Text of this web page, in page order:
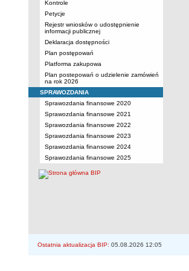
Kontrole
Petycje
Rejestr wniosków o udostępnienie
informacji publicznej
Deklaracja dostępności
Plan postępowań
Platforma zakupowa
Plan postepowań o udzielenie zamówień
na rok 2026
SPRAWOZDANIA
Sprawozdania finansowe 2020
Sprawozdania finansowe 2021
Sprawozdania finansowe 2022
Sprawozdania finansowe 2023
Sprawozdania finansowe 2024
Sprawozdania finansowe 2025
Ostatnia aktualizacja BIP: 05.08.2026 12:05